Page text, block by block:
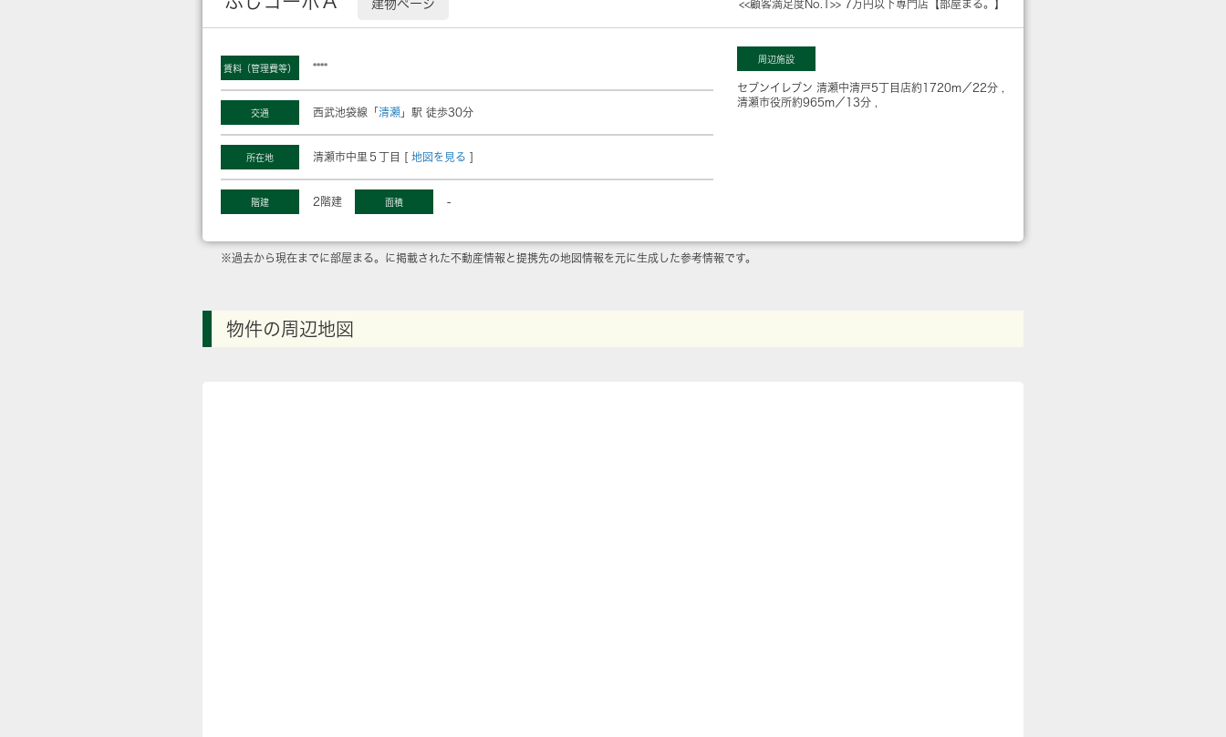
建物ページ <<顧客満足度No.1>> 7万円以下専門店【部屋まる。】
賃料（管理費等） ****
交通 西武池袋線「 清瀬 」駅 徒歩30分
所在地 清瀬市中里５丁目 [ 地図を見る ]
階建 2階建 面積 -
周辺施設
セブンイレブン 清瀬中清戸5丁目店約1720m／22分
清瀬市役所約965m／13分
※過去から現在までに部屋まる。に掲載された不動産情報と提携先の地図情報を元に生成した参考情報です。
物件の周辺地図